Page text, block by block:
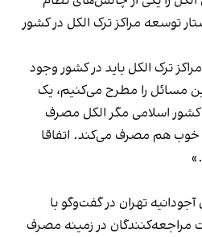
توسعه مراکز ترک الکل در کشور
مراکز ترک الکل باید در کشور وجود
مسائل را مطرح می‌کنیم، یک
کشور اسلامی مگر الکل مصرف
خوب هم مصرف می‌کند. اتفاقا
تهران در گفت‌و‌گو با
مراجعه‌کنندگان در زمینه مصرف